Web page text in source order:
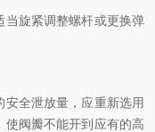
当旋紧调整螺杆或更换弹
全泄放量，应重新选用
阀瓣不能开到应有的高